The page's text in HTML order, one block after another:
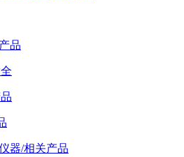
品
器/相关产品